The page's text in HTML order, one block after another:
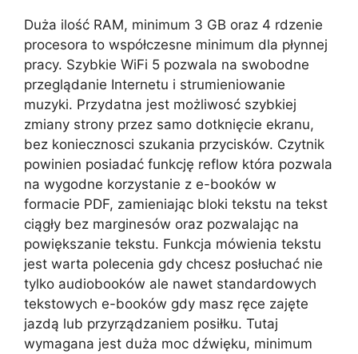
Duża ilość RAM, minimum 3 GB oraz 4 rdzenie
procesora to współczesne minimum dla płynnej
pracy. Szybkie WiFi 5 pozwala na swobodne
przeglądanie Internetu i strumieniowanie
muzyki. Przydatna jest możliwosć szybkiej
zmiany strony przez samo dotknięcie ekranu,
bez koniecznosci szukania przycisków. Czytnik
powinien posiadać funkcję reflow która pozwala
na wygodne korzystanie z e-booków w
formacie PDF, zamieniając bloki tekstu na tekst
ciągły bez marginesów oraz pozwalając na
powiększanie tekstu. Funkcja mówienia tekstu
jest warta polecenia gdy chcesz posłuchać nie
tylko audiobooków ale nawet standardowych
tekstowych e-booków gdy masz ręce zajęte
jazdą lub przyrządzaniem posiłku. Tutaj
wymagana jest duża moc dźwięku, minimum